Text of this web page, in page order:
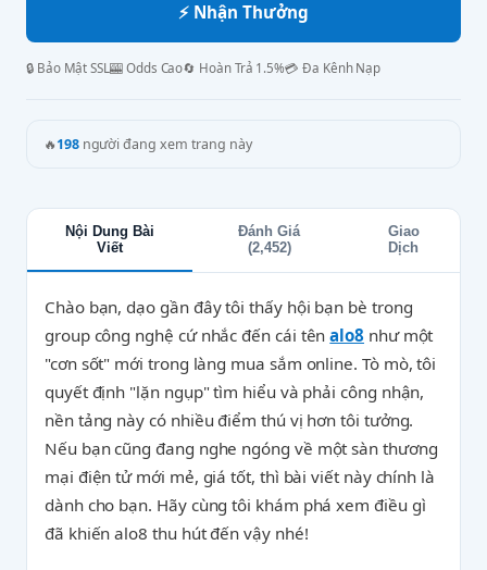
⚡ Nhận Thưởng
🔒 Bảo Mật SSL🎰 Odds Cao🔄 Hoàn Trả 1.5%💳 Đa Kênh Nạp
🔥198người đang xem trang này
Nội Dung Bài
Viết
Đánh Giá
(2,452)
Giao
Dịch
Chào bạn, dạo gần đây tôi thấy hội bạn bè trong
group công nghệ cứ nhắc đến cái tênalo8 như một
"cơn sốt" mới trong làng mua sắm online. Tò mò, tôi
quyết định "lặn ngụp" tìm hiểu và phải công nhận,
nền tảng này có nhiều điểm thú vị hơn tôi tưởng.
Nếu bạn cũng đang nghe ngóng về một sàn thương
mại điện tử mới mẻ, giá tốt, thì bài viết này chính là
dành cho bạn. Hãy cùng tôi khám phá xem điều gì
đã khiến alo8 thu hút đến vậy nhé!